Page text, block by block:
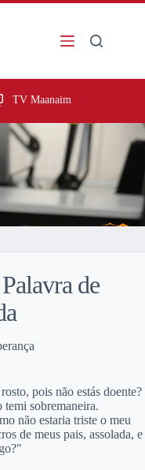
TV Maanaim
de
pois não estás doente?
temi sobremaneira.
não estaria triste o meu
de meus pais, assolada, e